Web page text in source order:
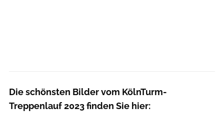
Die schönsten Bilder vom KölnTurm-
Treppenlauf 2023 finden Sie hier: